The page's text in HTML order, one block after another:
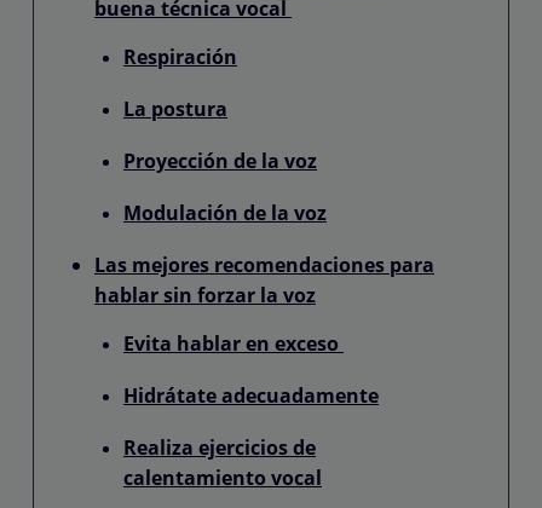
buena técnica vocal
Respiración
La postura
Proyección de la voz
Modulación de la voz
Las mejores recomendaciones para
hablar sin forzar la voz
Evita hablar en exceso
Hidrátate adecuadamente
Realiza ejercicios de
calentamiento vocal